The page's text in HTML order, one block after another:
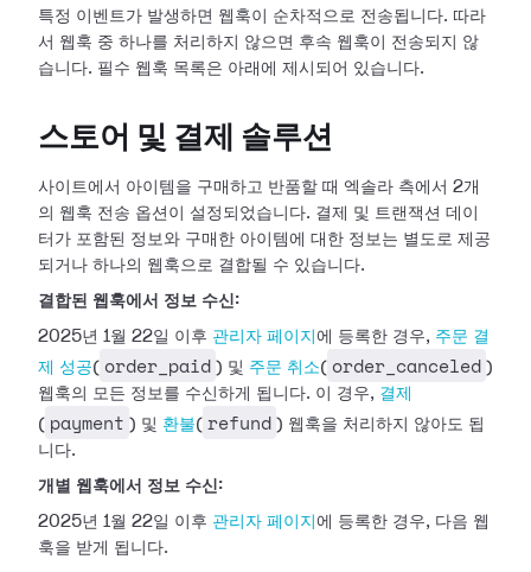
특정 이벤트가 발생하면 웹훅이 순차적으로 전송됩니다. 따라
서 웹훅 중 하나를 처리하지 않으면 후속 웹훅이 전송되지 않
습니다. 필수 웹훅 목록은 아래에 제시되어 있습니다.
스토어 및 결제 솔루션
사이트에서 아이템을 구매하고 반품할 때 엑솔라 측에서 2개
의 웹훅 전송 옵션이 설정되었습니다. 결제 및 트랜잭션 데이
터가 포함된 정보와 구매한 아이템에 대한 정보는 별도로 제공
되거나 하나의 웹훅으로 결합될 수 있습니다.
결합된 웹훅에서 정보 수신:
2025년 1월 22일 이후 관리자 페이지 에 등록한 경우, 주문 결
제 성공( order_paid ) 및 주문 취소( order_canceled )
웹훅의 모든 정보를 수신하게 됩니다. 이 경우, 결제
( payment ) 및 환불( refund ) 웹훅을 처리하지 않아도 됩
니다.
개별 웹훅에서 정보 수신:
2025년 1월 22일 이후 관리자 페이지 에 등록한 경우, 다음 웹
훅을 받게 됩니다.